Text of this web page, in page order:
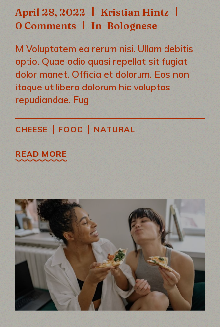
April 28, 2022
Kristian Hintz
0 Comments
In Bolognese
M Voluptatem ea rerum nisi. Ullam debitis
optio. Quae odio quasi repellat sit fugiat
dolor manet. Officia et dolorum. Eos non
itaque ut libero dolorum hic voluptas
repudiandae. Fug
CHEESE | FOOD | NATURAL
READ MORE